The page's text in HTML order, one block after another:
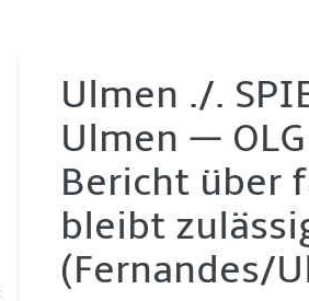
Ulmen ./.
Ulmen —
Bericht über
bleibt
(Fernandes/